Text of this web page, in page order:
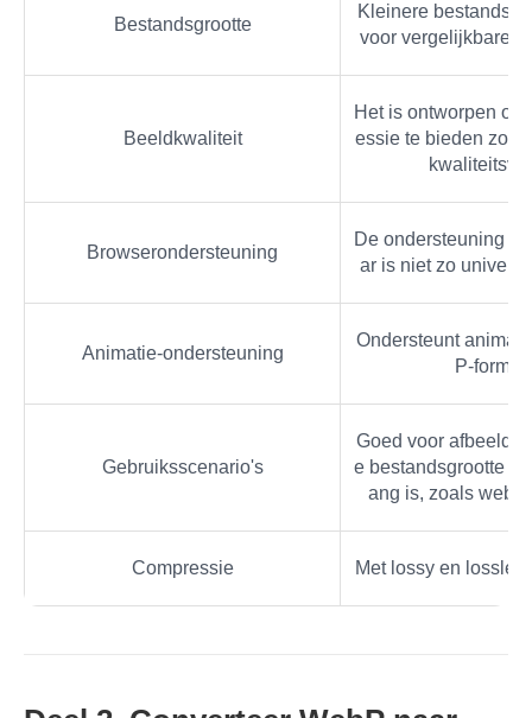
Bestandsgrootte
Kleinere
voor vergelijkbare
Beeldkwaliteit
Het is ontworpen
essie te bieden
Browserondersteuning
De ondersteuning is
ar is niet zo
Animatie-ondersteuning
Ondersteunt
P-
Gebruiksscenario's
Goed voor
e bestandsgrootte
ang is, zoals
Compressie Met lossy en